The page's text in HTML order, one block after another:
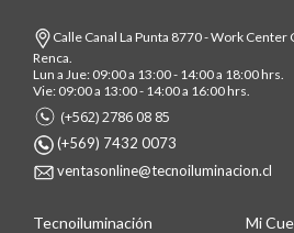
Calle Canal La Punta 8770 - Work Center
Renca.
Lun a Jue: 09:00 a 13:00 - 14:00 a 18:00 hrs.
Vie: 09:00 a 13:00 - 14:00 a 16:00 hrs.
(+562) 2786 08 85
(+569) 7432 0073
ventasonline@tecnoiluminacion.cl
Tecnoiluminación Mi